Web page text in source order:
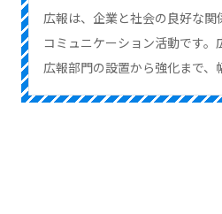
広報は、企業と社会の良好な関
コミュニケーション活動です。
広報部門の設置から強化まで、